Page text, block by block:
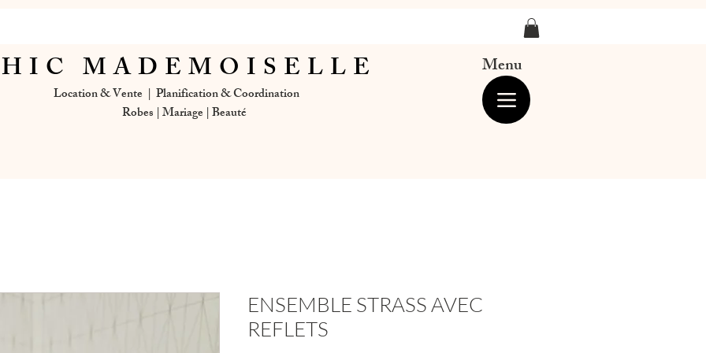
Location & Vente | Planification & Coordination
MADEMOISELLE Menu
Robes | Mariage | Beauté
ENSEMBLE STRASS AVEC
REFLETS